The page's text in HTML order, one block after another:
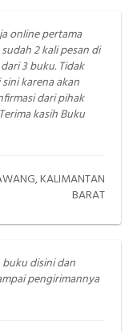
online pertama
2 kali pesan di
3 buku. Tidak
karena akan
dari pihak
kasih Buku
KALIMANTAN
BARAT
buku disini dan
pengirimannya